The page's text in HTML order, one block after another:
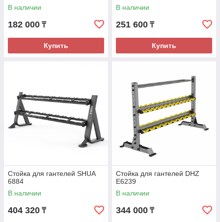
В наличии
182 000 ₸
Купить
В наличии
251 600 ₸
Купить
Стойка для гантелей SHUA
6884
В наличии
404 320 ₸
Стойка для гантелей DHZ
E6239
В наличии
344 000 ₸